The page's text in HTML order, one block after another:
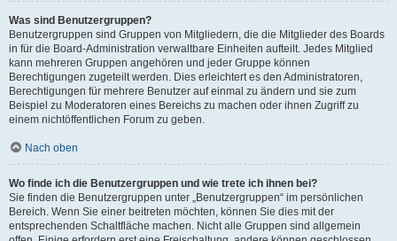
Was sind Benutzergruppen?
Benutzergruppen sind Gruppen von Mitgliedern, die die Mitglieder des Boards
in für die Board-Administration verwaltbare Einheiten aufteilt. Jedes Mitglied
kann mehreren Gruppen angehören und jeder Gruppe können
Berechtigungen zugeteilt werden. Dies erleichtert es den Administratoren,
Berechtigungen für mehrere Benutzer auf einmal zu ändern und sie zum
Beispiel zu Moderatoren eines Bereichs zu machen oder ihnen Zugriff zu
einem nichtöffentlichen Forum zu geben.
Nach oben
Wo finde ich die Benutzergruppen und wie trete ich ihnen bei?
Sie finden die Benutzergruppen unter „Benutzergruppen“ im persönlichen
Bereich. Wenn Sie einer beitreten möchten, können Sie dies mit der
entsprechenden Schaltfläche machen. Nicht alle Gruppen sind allgemein